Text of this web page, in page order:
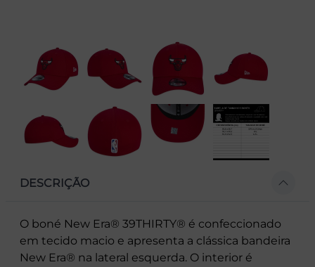
DESCRIÇÃO
O boné New Era® 39THIRTY® é confeccionado
em tecido macio e apresenta a clássica bandeira
New Era® na lateral esquerda. O interior é